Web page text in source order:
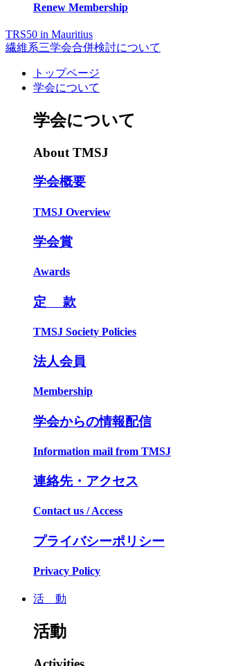
Renew Membership
TRS50 in Mauritius
繊維系三学会合併検討について
トップページ
学会について
学会について
About TMSJ
学会概要
TMSJ Overview
学会賞
Awards
定 款
TMSJ Society Policies
法人会員
Membership
学会からの情報配信
Information mail from TMSJ
連絡先・アクセス
Contact us / Access
プライバシーポリシー
Privacy Policy
活 動
活動